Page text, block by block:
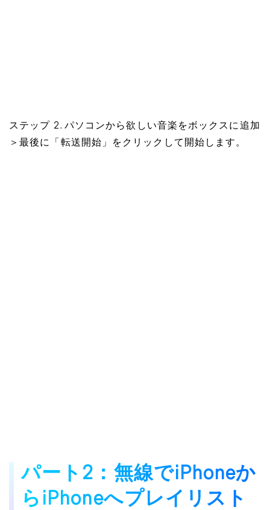
ステップ 2. パソコンから欲しい音楽をボックスに追加
＞最後に「転送開始」をクリックして開始します。
パート2：無線でiPhoneか
らiPhoneへプレイリスト